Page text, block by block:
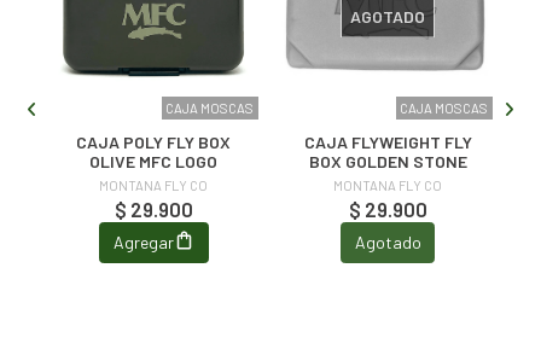
CAJA MOSCAS
CAJA POLY FLY BOX
OLIVE MFC LOGO
MONTANA FLY CO
$ 29.900
Agregar
CAJA MOSCAS
AGOTADO
CAJA FLYWEIGHT FLY
BOX GOLDEN STONE
MONTANA FLY CO
$ 29.900
Agotado